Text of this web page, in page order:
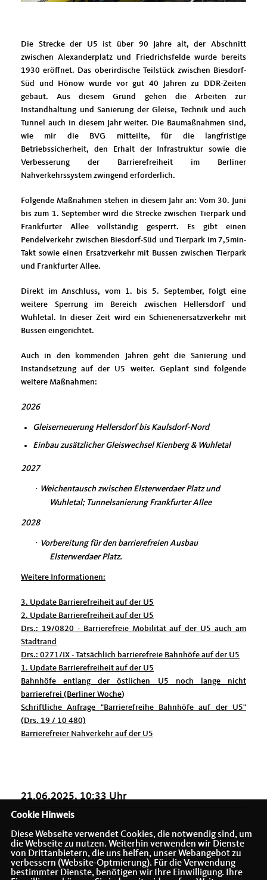
Die Strecke der U5 ist über 90 Jahre alt, der Abschnitt
zwischen Alexanderplatz und Friedrichsfelde wurde bereits
1930 eröffnet. Das oberirdische Teilstück zwischen Biesdorf-
Süd und Hönow wurde vor gut 40 Jahren zu DDR-Zeiten
gebaut. Aus diesem Grund gehen die Arbeiten zur
Instandhaltung und Sanierung der Gleise, Technik und auch
Tunnel auch in diesem Jahr weiter. Die Baumaßnahmen sind,
wie mir die BVG mitteilte, für die langfristige
Betriebssicherheit, den Erhalt der Infrastruktur sowie die
Verbesserung der Barrierefreiheit im Berliner
Nahverkehrssystem zwingend erforderlich.
Folgende Maßnahmen stehen in diesem Jahr an: Vom 30. Juni
bis zum 1. September wird die Strecke zwischen Tierpark und
Frankfurter Allee vollständig gesperrt. Es gibt einen
Pendelverkehr zwischen Biesdorf-Süd und Tierpark im 7,5min-
Takt sowie einen Ersatzverkehr mit Bussen zwischen Tierpark
und Frankfurter Allee.
Direkt im Anschluss, vom 1. bis 5. September, folgt eine
weitere Sperrung im Bereich zwischen Hellersdorf und
Wuhletal. In dieser Zeit wird ein Schienenersatzverkehr mit
Bussen eingerichtet.
Auch in den kommenden Jahren geht die Sanierung und
Instandsetzung auf der U5 weiter. Geplant sind folgende
weitere Maßnahmen:
2026
Gleiserneuerung Hellersdorf bis Kaulsdorf-Nord
Einbau zusätzlicher Gleiswechsel Kienberg & Wuhletal
2027
· Weichentausch zwischen Elsterwerdaer Platz und
Wuhletal; Tunnelsanierung Frankfurter Allee
2028
· Vorbereitung für den barrierefreien Ausbau
Elsterwerdaer Platz.
Weitere Informationen:
3. Update Barrierefreiheit auf der U5
2. Update Barrierefreiheit auf der U5
Drs.: 19/0820 - Barrierefreie Mobilität auf der U5 auch am
Stadtrand
Drs.: 0271/IX - Tatsächlich barrierefreie Bahnhöfe auf der U5
1. Update Barrierefreiheit auf der U5
Bahnhöfe entlang der östlichen U5 noch lange nicht
barrierefrei (Berliner Woche)
Schriftliche Anfrage "Barrierefreihe Bahnhöfe auf der U5"
(Drs. 19 / 10 480)
Barrierefreier Nahverkehr auf der U5
21.06.2025, 10:33 Uhr
Cookie Hinweis
Diese Webseite verwendet Cookies, die notwendig sind, um
die Webseite zu nutzen. Weiterhin verwenden wir Dienste
von Drittanbietern, die uns helfen, unser Webangebot zu
verbessern (Website-Optmierung). Für die Verwendung
bestimmter Dienste, benötigen wir Ihre Einwilligung. Ihre